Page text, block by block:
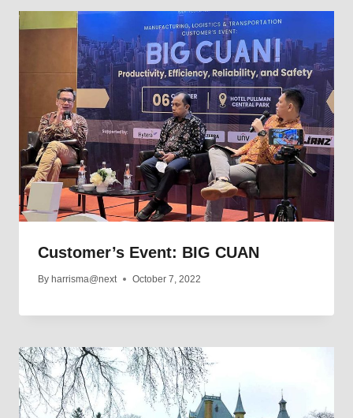
Customer’s Event: BIG CUAN
By harrisma@next October 7, 2022